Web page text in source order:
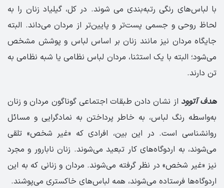
با لباس‌های رنگی رتبه‌بندی می شوند. در کل، گیلیاد زنان را به
لحاظ روحی و جسمی پست‌تر و پایین‌تر از مردان می‌داند. البته
جایگاه مردان نیز مانند زنان بر اساس لباس و پوشش مشخص
می‌شود؛ البته با یک استثنا، مردان لباس نظامی یا شبه نظامی به
تن دارند.
هدف آتوود از نشان دادن طبقات اجتماعی گوناگون مردان و زنان
به‌واسطه رنگ لباس، به خاطر پرداختن به نمادگرایی و مسائل
روانشناسی است. در این بین، افرادی که «غیر شخص» تلقی
می‌شوند، به اردوگاه‌های کار تبعید می‌شوند. زنان نابارور و مجرد
نیز «غیر شخص» در نظر گرفته می‌شوند. مردان و زنانی که به این
اردوگاه‌ها فرستاده می‌شوند، همه لباس‌های خاکستری می‌پوشند.